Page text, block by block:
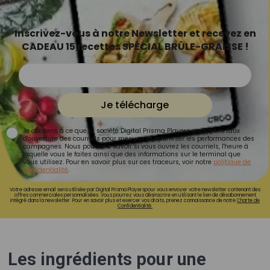
Inscrivez-vous à notre Newsletter et recevez en
CADEAU 15 recettes SPÉCIAL BRÛLE-GRAISSE !
Je télécharge
Je consens à ce que la société Digital Prisma Players analyse le taux
d'ouverture des courriels pour mesurer et optimiser les performances des
campagnes. Nous pourrons savoir si vous ouvrez les courriels, l'heure à
laquelle vous le faites ainsi que des informations sur le terminal que
vous utilisez. Pour en savoir plus sur ces traceurs, voir notre politique de
confidentialité.
Votre adresse email sera utilisée par Digital Prisma Playerspour vous envoyer votre newsletter contenant des
offres commerciales personnalisées. Vous pourrez vous désinscrire en utilisant le lien de désabonnement
intégré dans la newsletter. Pour en savoir plus et exercer vos droits, prenez connaissance de notreCharte de
Confidentialité.
Les ingrédients pour une